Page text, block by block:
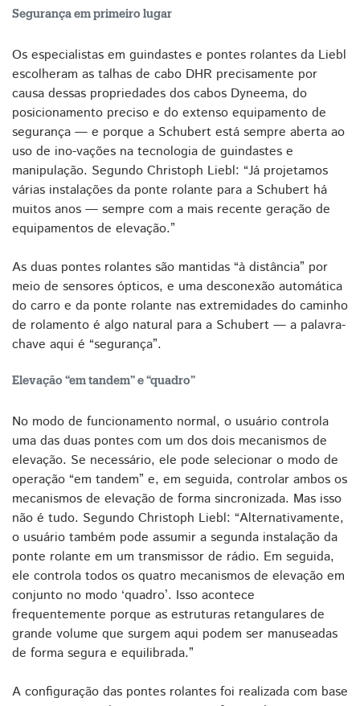
Segurança em primeiro lugar
Os especialistas em guindastes e pontes rolantes da Liebl
escolheram as talhas de cabo DHR precisamente por
causa dessas propriedades dos cabos Dyneema, do
posicionamento preciso e do extenso equipamento de
segurança — e porque a Schubert está sempre aberta ao
uso de ino-vações na tecnologia de guindastes e
manipulação. Segundo Christoph Liebl: “Já projetamos
várias instalações da ponte rolante para a Schubert há
muitos anos — sempre com a mais recente geração de
equipamentos de elevação.”
As duas pontes rolantes são mantidas “à distância” por
meio de sensores ópticos, e uma desconexão automática
do carro e da ponte rolante nas extremidades do caminho
de rolamento é algo natural para a Schubert — a palavra-
chave aqui é “segurança”.
Elevação “em tandem” e “quadro”
No modo de funcionamento normal, o usuário controla
uma das duas pontes com um dos dois mecanismos de
elevação. Se necessário, ele pode selecionar o modo de
operação “em tandem” e, em seguida, controlar ambos os
mecanismos de elevação de forma sincronizada. Mas isso
não é tudo. Segundo Christoph Liebl: “Alternativamente,
o usuário também pode assumir a segunda instalação da
ponte rolante em um transmissor de rádio. Em seguida,
ele controla todos os quatro mecanismos de elevação em
conjunto no modo ‘quadro’. Isso acontece
frequentemente porque as estruturas retangulares de
grande volume que surgem aqui podem ser manuseadas
de forma segura e equilibrada.”
A configuração das pontes rolantes foi realizada com base